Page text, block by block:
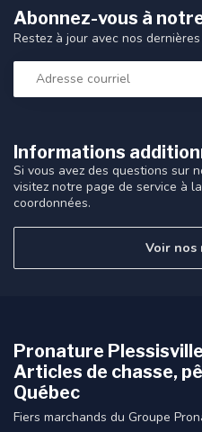
Informations
Si vous avez des questions sur
visitez notre page de service à
coordonnées.
Voir nos
Abonnez-vous à
Restez à jour avec nos
Pronature
Articles de chasse,
Québec
Fiers marchands du Groupe